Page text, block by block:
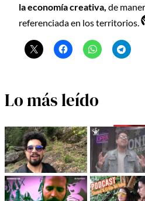
la economía creativa, de
referenciada en los territorios.
Lo más leído